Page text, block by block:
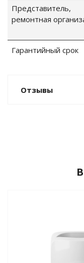
Представитель,
ремонтная
Гарантийный срок
Отзывы